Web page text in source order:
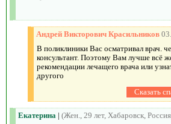
Андрей Викторович Красильников
В поликлиники Вас осматривал врач.
консультант. Поэтому Вам лучше всё
рекомендации лечащего врача или
другого
Екатерина | (Жен., 29 лет, Хабаровск,